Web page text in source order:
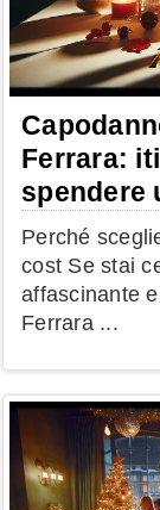
Ferrara:
spendere
Perché
cost Se stai
affascinante
Ferrara ...